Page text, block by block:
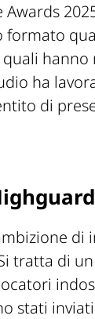
formato
quali
ha
di
di
tratta di
stati